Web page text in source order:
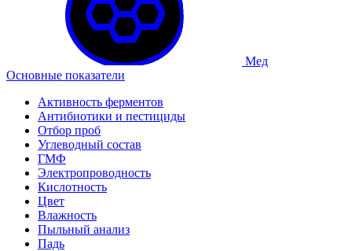
Мед
Основные показатели
Активность ферментов
Антибиотики и пестициды
Отбор проб
Углеводный состав
ГМФ
Электропроводность
Кислотность
Цвет
Влажность
Пыльный анализ
Падь